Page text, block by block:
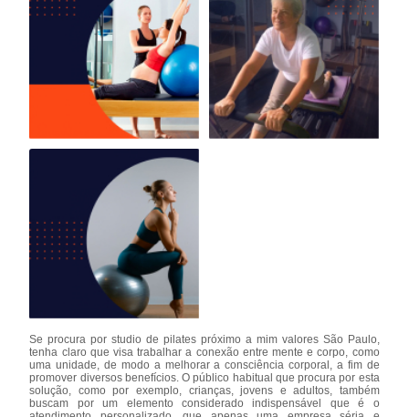
Se procura por studio de pilates próximo a mim valores São Paulo,
tenha claro que visa trabalhar a conexão entre mente e corpo, como
uma unidade, de modo a melhorar a consciência corporal, a fim de
promover diversos benefícios. O público habitual que procura por esta
solução, como por exemplo, crianças, jovens e adultos, também
buscam por um elemento considerado indispensável que é o